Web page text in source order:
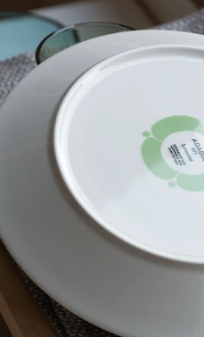
Teema
プレート